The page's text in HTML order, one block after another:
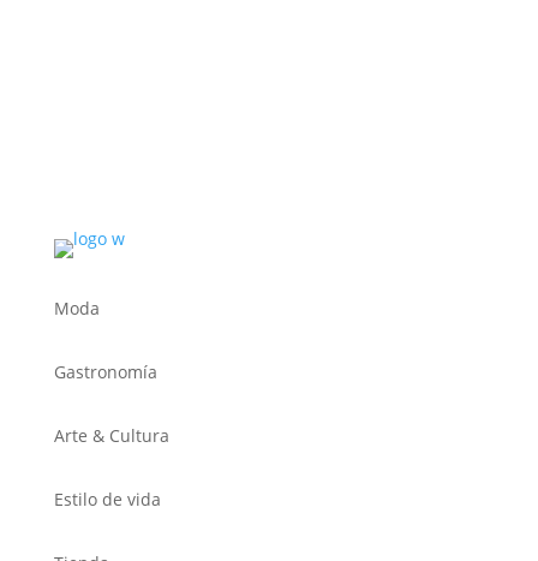
Moda
Gastronomía
Arte & Cultura
Estilo de vida